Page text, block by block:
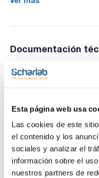
Esta página web usa
Las cookies de este
el contenido y los
sociales y analizar el
información sobre el
nuestros partners de
4-tert-Octylphenol
Documentación
TDS / Ficha técnica
Regístrate para
descargas
productos marca
listos para una